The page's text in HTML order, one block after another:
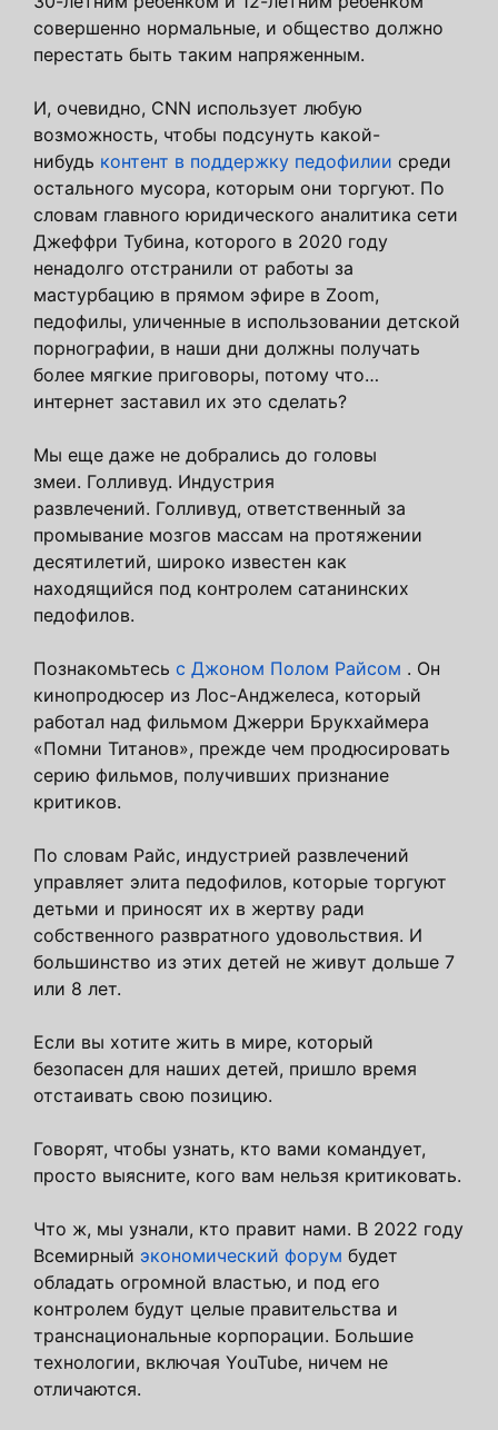
совершенно нормальные, и общество должно
перестать быть таким напряженным.
И, очевидно, CNN использует любую
возможность, чтобы подсунуть какой-
нибудь контент в поддержку педофилии среди
остального мусора, которым они торгуют. По
словам главного юридического аналитика сети
Джеффри Тубина, которого в 2020 году
ненадолго отстранили от работы за
мастурбацию в прямом эфире в Zoom,
педофилы, уличенные в использовании детской
порнографии, в наши дни должны получать
более мягкие приговоры, потому что…
интернет заставил их это сделать?
Мы еще даже не добрались до головы
змеи. Голливуд. Индустрия
развлечений. Голливуд, ответственный за
промывание мозгов массам на протяжении
десятилетий, широко известен как
находящийся под контролем сатанинских
педофилов.
Познакомьтесь с Джоном Полом Райсом . Он
кинопродюсер из Лос-Анджелеса, который
работал над фильмом Джерри Брукхаймера
«Помни Титанов», прежде чем продюсировать
серию фильмов, получивших признание
критиков.
По словам Райс, индустрией развлечений
управляет элита педофилов, которые торгуют
детьми и приносят их в жертву ради
собственного развратного удовольствия. И
большинство из этих детей не живут дольше 7
или 8 лет.
Если вы хотите жить в мире, который
безопасен для наших детей, пришло время
отстаивать свою позицию.
Говорят, чтобы узнать, кто вами командует,
просто выясните, кого вам нельзя критиковать.
Что ж, мы узнали, кто правит нами. В 2022 году
Всемирный экономический форум будет
обладать огромной властью, и под его
контролем будут целые правительства и
транснациональные корпорации. Большие
технологии, включая YouTube, ничем не
отличаются.